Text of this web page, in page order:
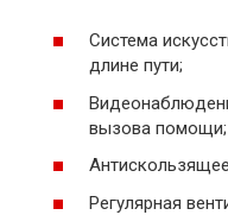
Система
длине пути;
вызова помощи;
Регулярная